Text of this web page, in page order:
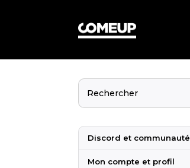
Discord et communauté
Mon compte et profil